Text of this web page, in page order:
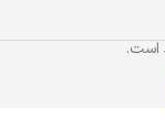
است.